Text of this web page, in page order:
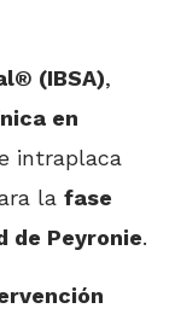
(IBSA),
en
intraplaca
la fase
de Peyronie.